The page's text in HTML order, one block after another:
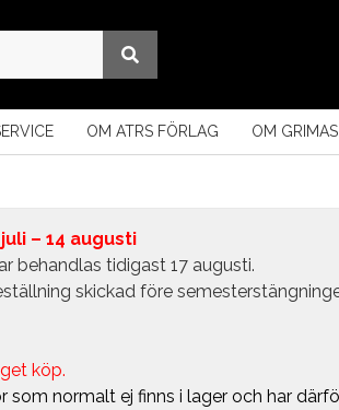
OM ATRS FÖRLAG OM GRIMAS
– 14 augusti
behandlas tidigast 17 augusti.
skickad före
köp.
som normalt ej finns i lager och har